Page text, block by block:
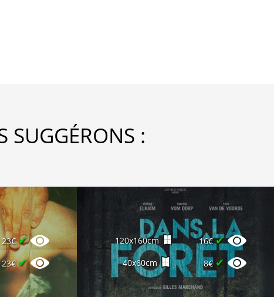
SUGGÉRONS :
23€✔
23€✔
120x160cm 16€✔
40x60cm 8€ ✔